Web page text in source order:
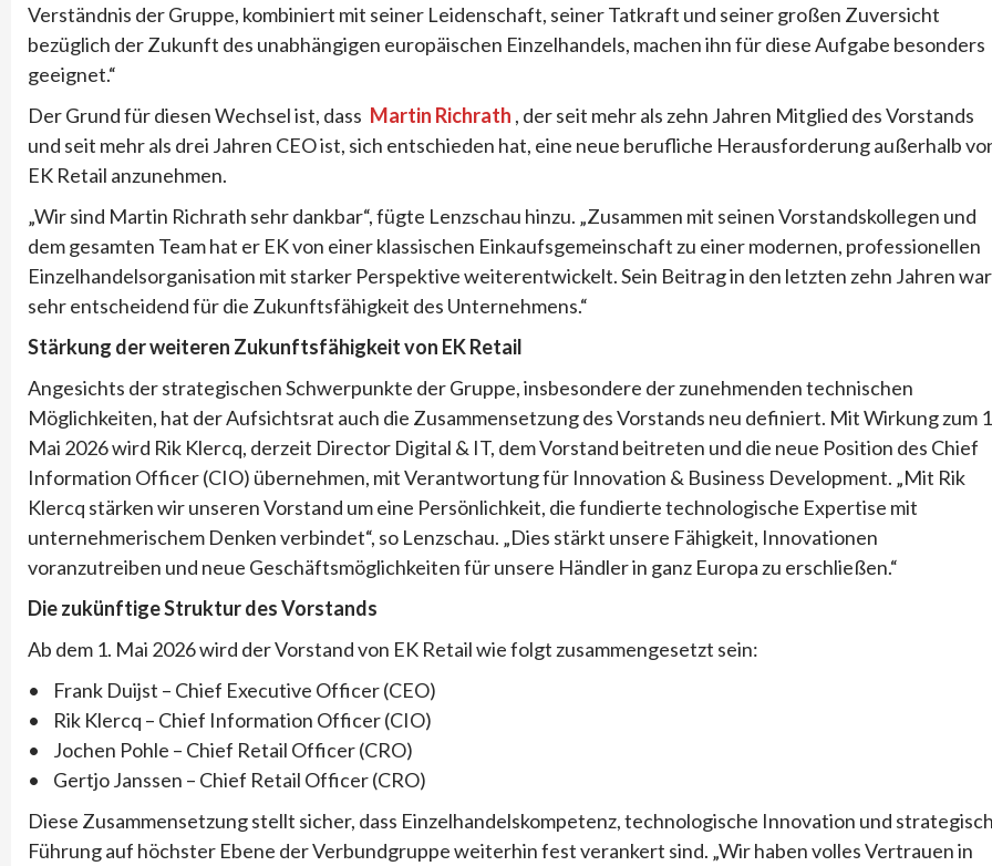
Verständnis der Gruppe, kombiniert mit seiner Leidenschaft, seiner Tatkraft und seiner großen Zuversicht
bezüglich der Zukunft des unabhängigen europäischen Einzelhandels, machen ihn für diese Aufgabe besonders
geeignet.“
Der Grund für diesen Wechsel ist, dass Martin Richrath , der seit mehr als zehn Jahren Mitglied des Vorstands
und seit mehr als drei Jahren CEO ist, sich entschieden hat, eine neue berufliche Herausforderung außerhalb
EK Retail anzunehmen.
„Wir sind Martin Richrath sehr dankbar“, fügte Lenzschau hinzu. „Zusammen mit seinen Vorstandskollegen und
dem gesamten Team hat er EK von einer klassischen Einkaufsgemeinschaft zu einer modernen, professionellen
Einzelhandelsorganisation mit starker Perspektive weiterentwickelt. Sein Beitrag in den letzten zehn Jahren war
sehr entscheidend für die Zukunftsfähigkeit des Unternehmens.“
Stärkung der weiteren Zukunftsfähigkeit von EK Retail
Angesichts der strategischen Schwerpunkte der Gruppe, insbesondere der zunehmenden technischen
Möglichkeiten, hat der Aufsichtsrat auch die Zusammensetzung des Vorstands neu definiert. Mit Wirkung zum
Mai 2026 wird Rik Klercq, derzeit Director Digital & IT, dem Vorstand beitreten und die neue Position des Chief
Information Officer (CIO) übernehmen, mit Verantwortung für Innovation & Business Development. „Mit Rik
Klercq stärken wir unseren Vorstand um eine Persönlichkeit, die fundierte technologische Expertise mit
unternehmerischem Denken verbindet“, so Lenzschau. „Dies stärkt unsere Fähigkeit, Innovationen
voranzutreiben und neue Geschäftsmöglichkeiten für unsere Händler in ganz Europa zu erschließen.“
Die zukünftige Struktur des Vorstands
Ab dem 1. Mai 2026 wird der Vorstand von EK Retail wie folgt zusammengesetzt sein:
• Frank Duijst – Chief Executive Officer (CEO)
• Rik Klercq – Chief Information Officer (CIO)
• Jochen Pohle – Chief Retail Officer (CRO)
• Gertjo Janssen – Chief Retail Officer (CRO)
Diese Zusammensetzung stellt sicher, dass Einzelhandelskompetenz, technologische Innovation und
Führung auf höchster Ebene der Verbundgruppe weiterhin fest verankert sind. „Wir haben volles Vertrauen in